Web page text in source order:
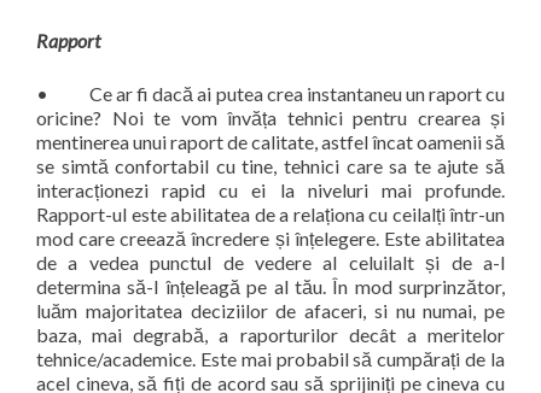
Rapport
• Ce ar fi dacă ai putea crea instantaneu un raport cu
oricine? Noi te vom învăța tehnici pentru crearea și
mentinerea unui raport de calitate, astfel încat oamenii să
se simtă confortabil cu tine, tehnici care sa te ajute să
interacționezi rapid cu ei la niveluri mai profunde.
Rapport-ul este abilitatea de a relaționa cu ceilalți într-un
mod care creează încredere și înțelegere. Este abilitatea
de a vedea punctul de vedere al celuilalt și de a-l
determina să-l înțeleagă pe al tău. În mod surprinzător,
luăm majoritatea deciziilor de afaceri, si nu numai, pe
baza, mai degrabă, a raporturilor decât a meritelor
tehnice/academice. Este mai probabil să cumpărați de la
acel cineva, să fiți de acord sau să sprijiniți pe cineva cu